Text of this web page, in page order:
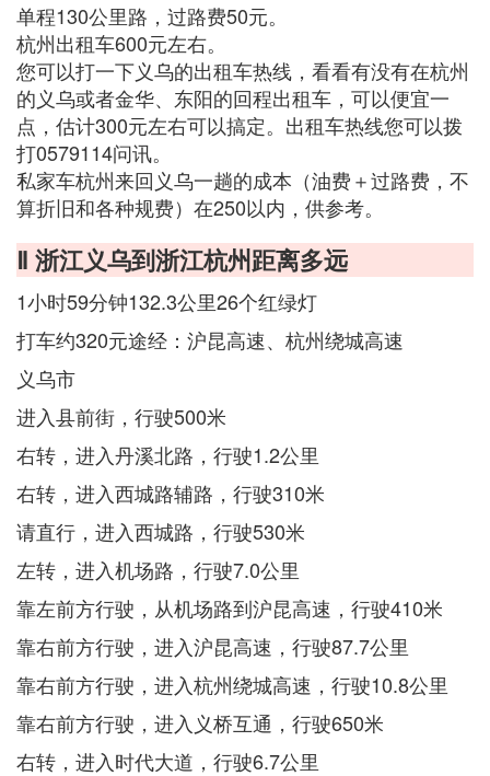
单程130公里路，过路费50元。
杭州出租车600元左右。
您可以打一下义乌的出租车热线，看看有没有在杭州
的义乌或者金华、东阳的回程出租车，可以便宜一
点，估计300元左右可以搞定。出租车热线您可以拨
打0579114问讯。
私家车杭州来回义乌一趟的成本（油费＋过路费，不
算折旧和各种规费）在250以内，供参考。
Ⅱ 浙江义乌到浙江杭州距离多远
1小时59分钟132.3公里26个红绿灯
打车约320元途经：沪昆高速、杭州绕城高速
义乌市
进入县前街，行驶500米
右转，进入丹溪北路，行驶1.2公里
右转，进入西城路辅路，行驶310米
请直行，进入西城路，行驶530米
左转，进入机场路，行驶7.0公里
靠左前方行驶，从机场路到沪昆高速，行驶410米
靠右前方行驶，进入沪昆高速，行驶87.7公里
靠右前方行驶，进入杭州绕城高速，行驶10.8公里
靠右前方行驶，进入义桥互通，行驶650米
右转，进入时代大道，行驶6.7公里